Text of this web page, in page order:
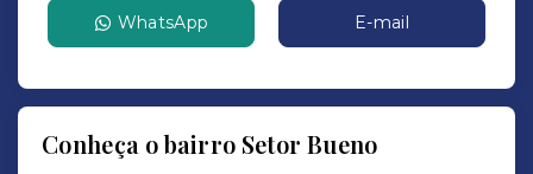
WhatsApp E-mail
Conheça o bairro Setor Bueno